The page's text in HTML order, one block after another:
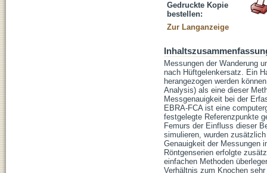
Gedruckte Kopie
bestellen:
Zur Langanzeige
Messungen der Wanderung
nach Hüftgelenkersatz. Ein
herangezogen werden
Analysis) als eine dieser
Messgenauigkeit bei der
EBRA-FCA ist eine
festgelegte Referenzpunkte
Femurs der Einfluss dieser
simulieren, wurden
Genauigkeit der Messungen
Röntgenserien erfolgte
einfachen Methoden
Verhältnis zum Knochen